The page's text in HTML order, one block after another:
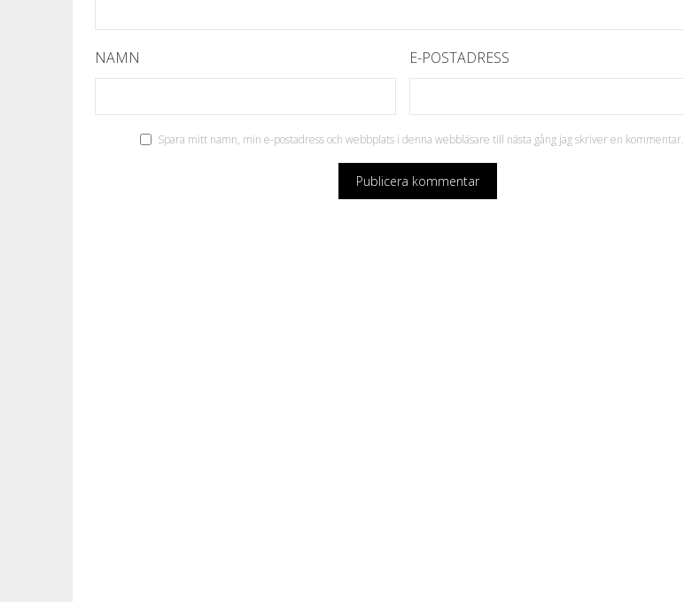
NAMN E-POSTADRESS
Spara mitt namn, min e-postadress och webbplats i denna webbläsare till nästa gång jag skriver en kommentar.